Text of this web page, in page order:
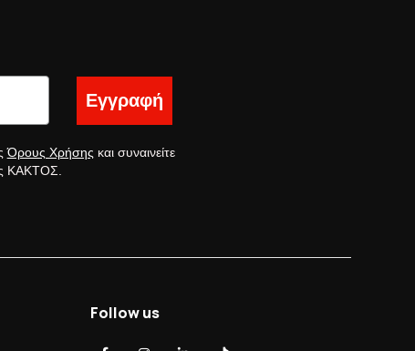
Εγγραφή
Όρους Χρήσης και συναινείτε
ΚΑΚΤΟΣ.
Follow us